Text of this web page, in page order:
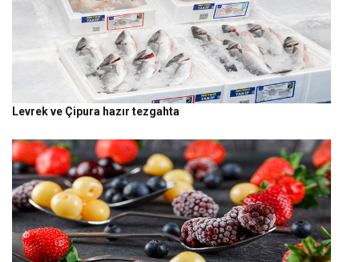
Levrek ve Çipura hazır tezgahta